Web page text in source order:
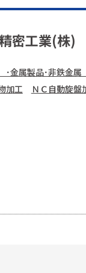
密工業(株)
金属製品･非鉄金属
加工
ＮＣ自動旋盤